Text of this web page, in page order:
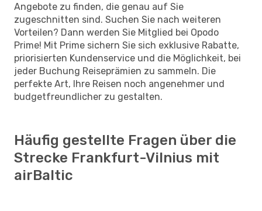
Angebote zu finden, die genau auf Sie
zugeschnitten sind. Suchen Sie nach weiteren
Vorteilen? Dann werden Sie Mitglied bei Opodo
Prime! Mit Prime sichern Sie sich exklusive Rabatte,
priorisierten Kundenservice und die Möglichkeit, bei
jeder Buchung Reiseprämien zu sammeln. Die
perfekte Art, Ihre Reisen noch angenehmer und
budgetfreundlicher zu gestalten.
Häufig gestellte Fragen über die
Strecke Frankfurt-Vilnius mit
airBaltic